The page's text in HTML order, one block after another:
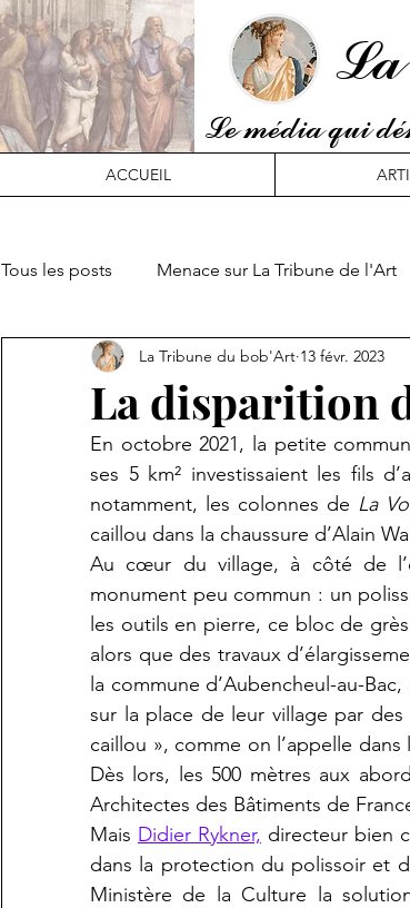
Le média qui
La
ACCUEIL
Tous les posts Menace sur La Tribune de l'Art
La disparition
La Tribune du bob'Art 13 févr. 2023
En octobre 2021, la petite
ses 5 km² investissaient les fils
notamment, les colonnes de La
caillou dans la chaussure d’Alain
Au cœur du village, à côté de
monument peu commun : un
les outils en pierre, ce bloc de
alors que des travaux
la commune d’Aubencheul-au-
sur la place de leur village par
caillou », comme on l’appelle
Dès lors, les 500 mètres aux
Architectes des Bâtiments de
Mais Didier Rykner, directeur bien
dans la protection du polissoir et
Ministère de la Culture la